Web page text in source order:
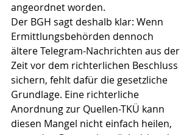
angeordnet worden.
Der BGH sagt deshalb klar: Wenn
Ermittlungsbehörden dennoch
ältere Telegram-Nachrichten aus der
Zeit vor dem richterlichen Beschluss
sichern, fehlt dafür die gesetzliche
Grundlage. Eine richterliche
Anordnung zur Quellen-TKÜ kann
diesen Mangel nicht einfach heilen,